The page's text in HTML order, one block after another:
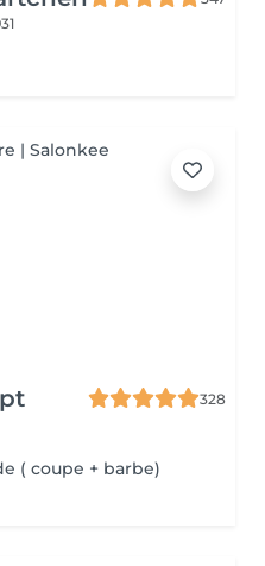
328
( coupe + barbe)